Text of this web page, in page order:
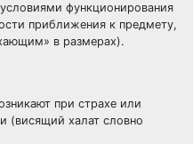
функционирования
приближения к предмету,
в размерах).
при страхе или
(висящий халат словно